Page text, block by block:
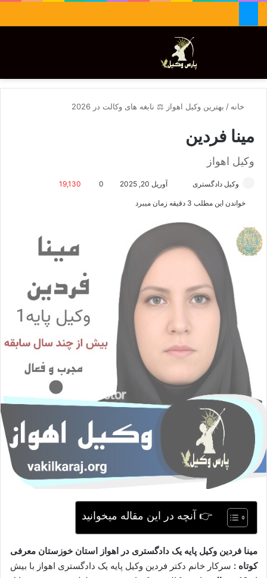
تغییر پوسته
خانه / بهترین وکیل اهواز ⚖️ نابغه های وکالت در 2026
مینا فردین
وکیل اهواز
وکیل دادگستری آوریل 20, 2025 0
19,130
خواندن این مطلب 3 دقیقه زمان میبرد
👉 آنچه در این مقاله میخوانید
مینا فردین وکیل پایه یک دادگستری در اهواز استان خوزستان معرفی
کوتاه : سرکار خانم دکتر فردین وکیل پایه یک دادگستری اهواز با بیش